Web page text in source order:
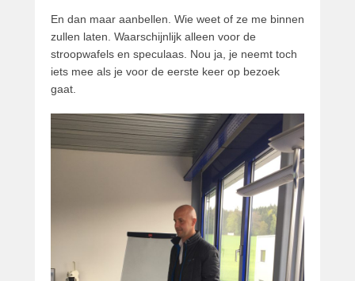
En dan maar aanbellen. Wie weet of ze me binnen
zullen laten. Waarschijnlijk alleen voor de
stroopwafels en speculaas. Nou ja, je neemt toch
iets mee als je voor de eerste keer op bezoek
gaat.